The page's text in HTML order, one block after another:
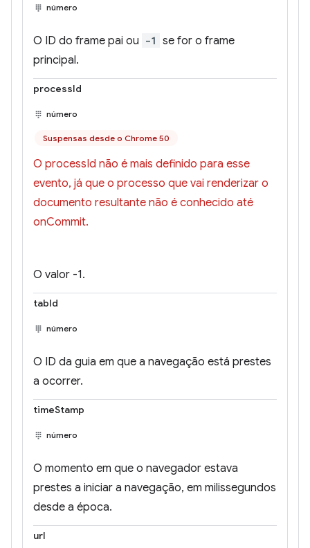
número
O ID do frame pai ou -1 se for o frame
principal.
processId
número
Suspensas desde o Chrome 50
O processId não é mais definido para esse
evento, já que o processo que vai renderizar o
documento resultante não é conhecido até
onCommit.
O valor -1.
tabId
número
O ID da guia em que a navegação está prestes
a ocorrer.
timeStamp
número
O momento em que o navegador estava
prestes a iniciar a navegação, em milissegundos
desde a época.
url